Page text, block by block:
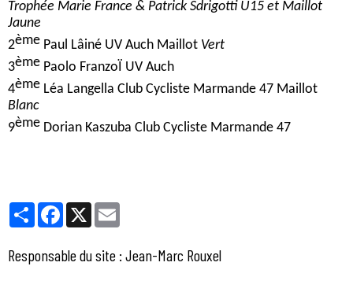
Trophée Marie France & Patrick Sdrigotti U15 et Maillot
Jaune
2ème Paul Lâiné UV Auch Maillot Vert
3ème Paolo FranzoÏ UV Auch
4ème Léa Langella Club Cycliste Marmande 47 Maillot
Blanc
9ème Dorian Kaszuba Club Cycliste Marmande 47
PartagerFacebook
X
Responsable du site : Jean-Marc Rouxel